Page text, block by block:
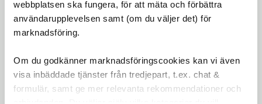
webbplatsen ska fungera, för att mäta och förbättra
användarupplevelsen samt (om du väljer det) för
marknadsföring.
Om du godkänner marknadsföringscookies kan vi även
visa inbäddade tjänster från tredjepart, t.ex. chat &
formulär, samt ge mer relevanta rekommendationer och
SRAM PowerLock 10 Speed ger enkel installation
och pålitlig kedjelåsning, vilket gör det till en viktig
SRAM-kedjor.
Omdömen